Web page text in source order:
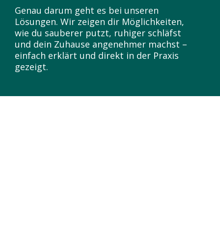
Genau darum geht es bei unseren
Lösungen. Wir zeigen dir Möglichkeiten,
wie du sauberer putzt, ruhiger schläfst
und dein Zuhause angenehmer machst –
einfach erklärt und direkt in der Praxis
gezeigt.